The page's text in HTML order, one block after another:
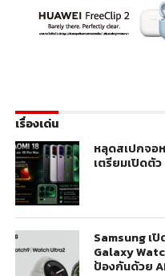
เรื่องเด่น
หลุดสเปกจอ
เตรียมเปิดตั
Samsung เ
Galaxy
ป้องกันด้วย